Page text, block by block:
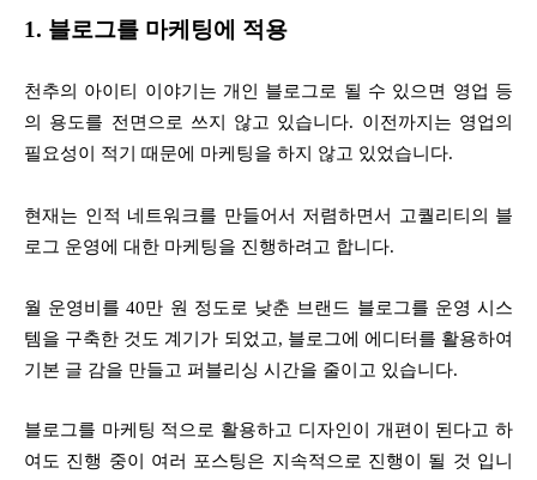
1. 블로그를 마케팅에 적용
천추의 아이티 이야기는 개인 블로그로 될 수 있으면 영업 등
의 용도를 전면으로 쓰지 않고 있습니다. 이전까지는 영업의
필요성이 적기 때문에 마케팅을 하지 않고 있었습니다.
현재는 인적 네트워크를 만들어서 저렴하면서 고퀄리티의 블
로그 운영에 대한 마케팅을 진행하려고 합니다.
월 운영비를 40만 원 정도로 낮춘 브랜드 블로그를 운영 시스
템을 구축한 것도 계기가 되었고, 블로그에 에디터를 활용하여
기본 글 감을 만들고 퍼블리싱 시간을 줄이고 있습니다.
블로그를 마케팅 적으로 활용하고 디자인이 개편이 된다고 하
여도 진행 중이 여러 포스팅은 지속적으로 진행이 될 것 입니